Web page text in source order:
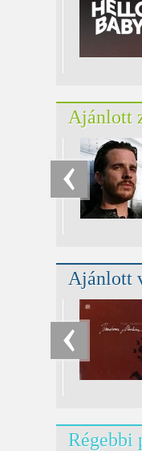
Ajánlott
Ajánlott
Régebbi